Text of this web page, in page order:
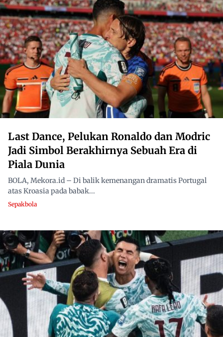
Last Dance, Pelukan Ronaldo dan Modric
Jadi Simbol Berakhirnya Sebuah Era di
Piala Dunia
BOLA, Mekora.id – Di balik kemenangan dramatis Portugal
atas Kroasia pada babak...
Sepakbola